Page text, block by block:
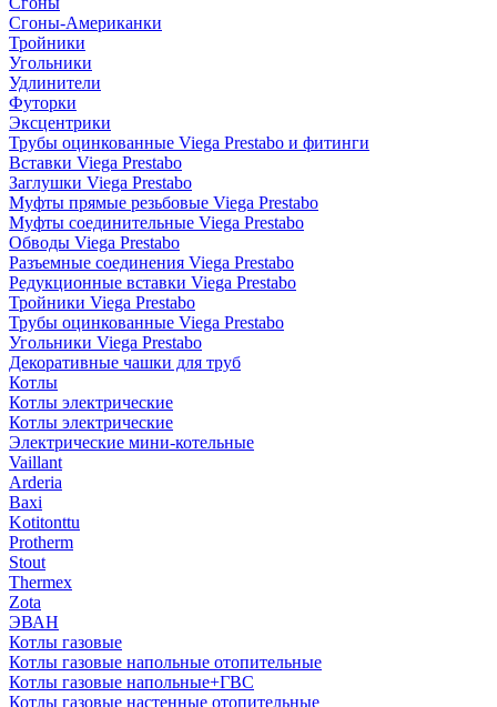
Сгоны-Американки
Тройники
Угольники
Удлинители
Футорки
Эксцентрики
Трубы оцинкованные Viega Prestabo и фитинги
Вставки Viega Prestabo
Заглушки Viega Prestabo
Муфты прямые резьбовые Viega Prestabo
Муфты соединительные Viega Prestabo
Обводы Viega Prestabo
Разъемные соединения Viega Prestabo
Редукционные вставки Viega Prestabo
Тройники Viega Prestabo
Трубы оцинкованные Viega Prestabo
Угольники Viega Prestabo
Декоративные чашки для труб
Котлы
Котлы электрические
Котлы электрические
Электрические мини-котельные
Vaillant
Arderia
Baxi
Kotitonttu
Protherm
Stout
Thermex
Zota
ЭВАН
Котлы газовые
Котлы газовые напольные отопительные
Котлы газовые напольные+ГВС
Котлы газовые настенные отопительные